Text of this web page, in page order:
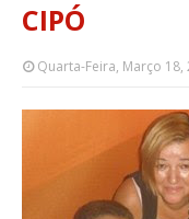
CIPÓ
Quarta-Feira, Março 18,